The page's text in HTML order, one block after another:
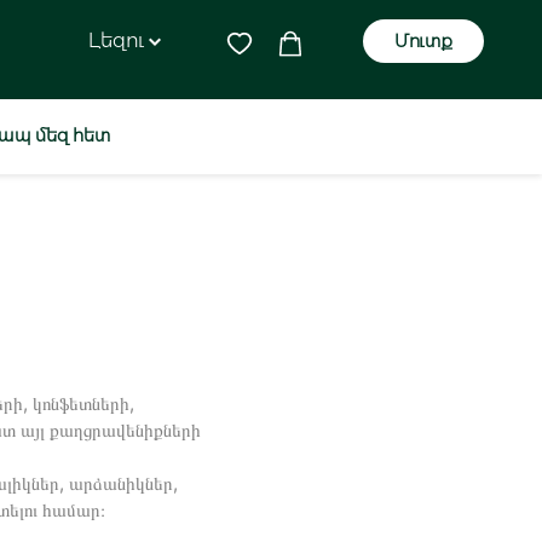
Լեզու Մուտք
մեզ հետ
կոնֆետների,
այլ քաղցրավենիքների
արձանիկներ,
համար։